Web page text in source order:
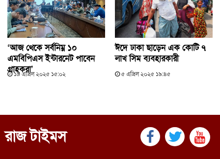
‘আজ থেকে সর্বনিম্ন ১০
এমবিপিএস ইন্টারনেট পাবেন
গ্রাহকরা’
১৯ এপ্রিল ২০২৫ ১৫:০২
ঈদে ঢাকা ছাড়েন এক কোটি ৭
লাখ সিম ব্যবহারকারী
৫ এপ্রিল ২০২৫ ১৯:৪৫
রাজ টাইমস